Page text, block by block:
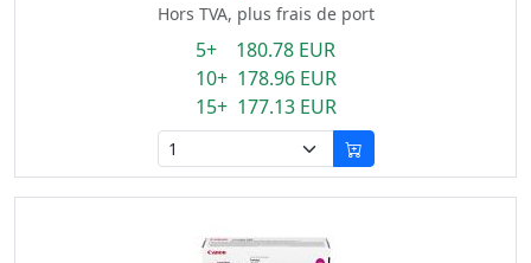
Hors TVA, plus frais de port
5+ 180.78 EUR
10+ 178.96 EUR
15+ 177.13 EUR